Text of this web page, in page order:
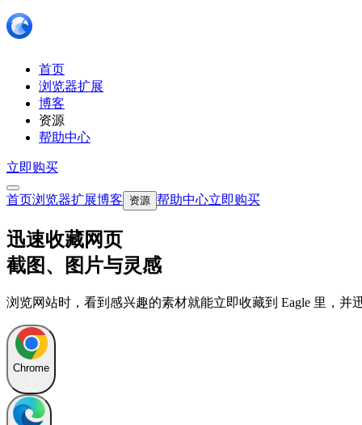
首页
浏览器扩展
博客
资源
帮助中心
立即购买
首页浏览器扩展博客 资源 帮助中心立即购买
迅速收藏网页
截图、图片与灵感
浏览网站时，看到感兴趣的素材就能立即收藏到 Eagle 里，
Chrome